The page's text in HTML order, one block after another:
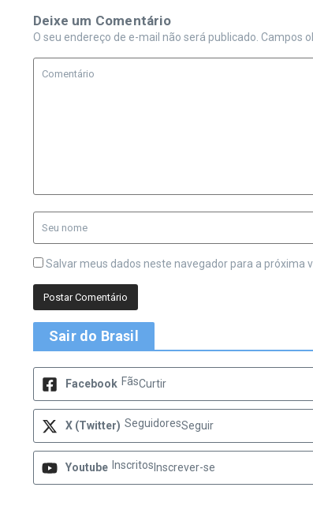
Deixe um Comentário
O seu endereço de e-mail não será publicado. Campos
Salvar meus dados neste navegador para a próxima
Sair do Brasil
Facebook FãsCurtir
X (Twitter) SeguidoresSeguir
Youtube Inscritos Inscrever-se